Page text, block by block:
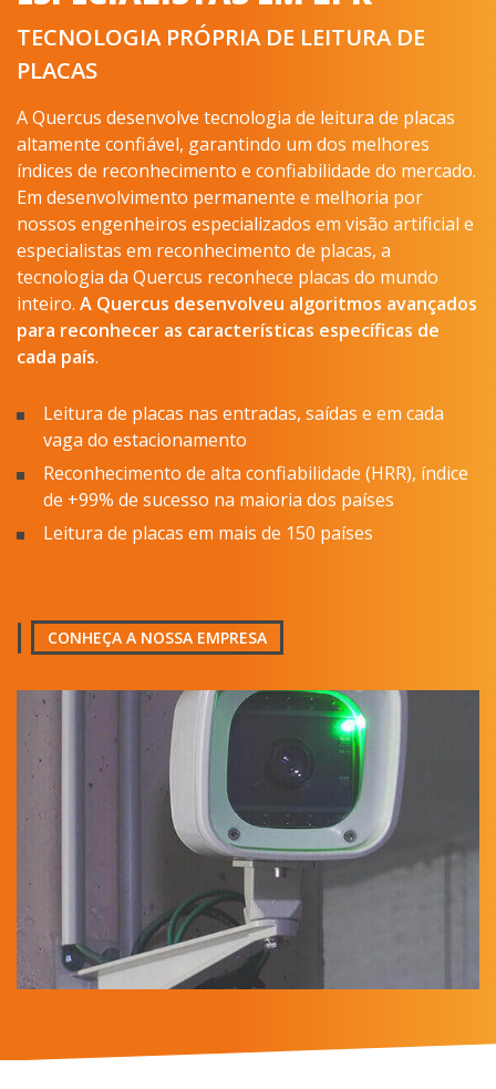
TECNOLOGIA PRÓPRIA DE LEITURA DE
PLACAS
A Quercus desenvolve tecnologia de leitura de placas
altamente confiável, garantindo um dos melhores
índices de reconhecimento e confiabilidade do mercado.
Em desenvolvimento permanente e melhoria por
nossos engenheiros especializados em visão artificial e
especialistas em reconhecimento de placas, a
tecnologia da Quercus reconhece placas do mundo
inteiro. A Quercus desenvolveu algoritmos avançados
para reconhecer as características específicas de
cada país.
Leitura de placas nas entradas, saídas e em cada
vaga do estacionamento
Reconhecimento de alta confiabilidade (HRR), índice
de +99% de sucesso na maioria dos países
Leitura de placas em mais de 150 países
CONHEÇA A NOSSA EMPRESA